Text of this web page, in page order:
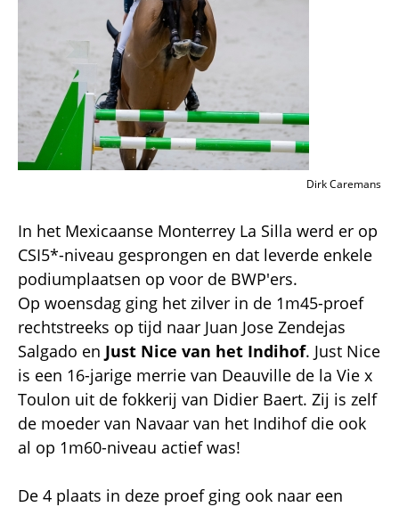
Dirk Caremans
In het Mexicaanse Monterrey La Silla werd er op
CSI5*-niveau gesprongen en dat leverde enkele
podiumplaatsen op voor de BWP'ers.
Op woensdag ging het zilver in de 1m45-proef
rechtstreeks op tijd naar Juan Jose Zendejas
Salgado en Just Nice van het Indihof. Just Nice
is een 16-jarige merrie van Deauville de la Vie x
Toulon uit de fokkerij van Didier Baert. Zij is zelf
de moeder van Navaar van het Indihof die ook
al op 1m60-niveau actief was!
De 4 plaats in deze proef ging ook naar een